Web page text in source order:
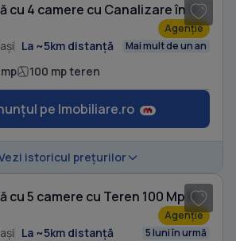
Casă individuală cu 4 camere cu Canalizare în Valea Adâncă
Agenție
La ~5km distanță Mai mult de un an
mp 100 mp teren
pe Imobiliare.ro
istoricul prețurilor
Casă individuală cu 5 camere cu Teren 100 Mp în Valea Adâncă
Agenție
La ~5km distanță 5 luni în urmă